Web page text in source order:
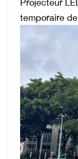
temporaire